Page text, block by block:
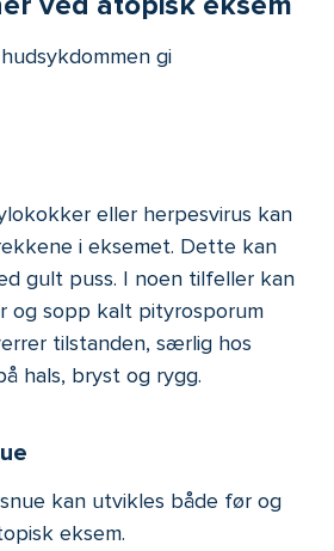
gi
eller herpesvirus kan
i eksemet. Dette kan
gult puss. I noen tilfeller kan
og sopp kalt pityrosporum
tilstanden, særlig hos
hals, bryst og rygg.
kan utvikles både før og
eksem.